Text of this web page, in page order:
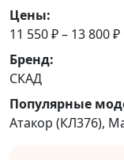
Цены:
11 550 ₽ – 13 800 ₽
Бренд:
СКАД
Популярные
Атакор (КЛ376),